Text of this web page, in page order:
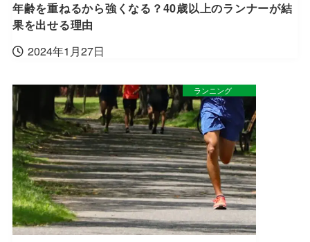
年齢を重ねるから強くなる？40歳以上のランナーが結
果を出せる理由
2024年1月27日
ランニング